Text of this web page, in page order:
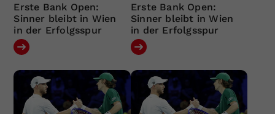
Erste Bank Open:
Sinner bleibt in Wien
in der Erfolgsspur
Erste Bank Open:
Sinner bleibt in Wien
in der Erfolgsspur